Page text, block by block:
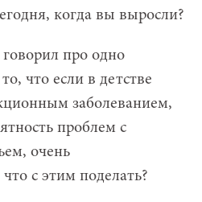
когда вы выросли?
про одно
что если в детстве
заболеванием,
проблем с
очень
с этим поделать?